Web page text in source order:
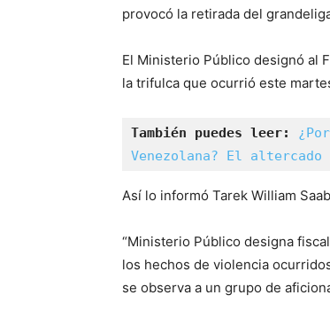
provocó la retirada del
El Ministerio Público designó al
la trifulca que ocurrió este
También puedes leer:
Venezolana? El
Así lo informó Tarek William
“Ministerio Público designa
los hechos de violencia
se observa a un grupo de